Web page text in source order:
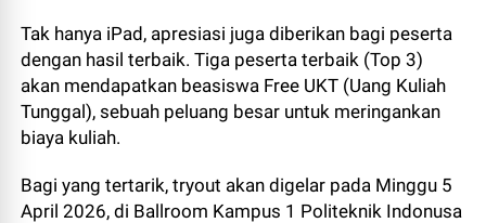
Tak hanya iPad, apresiasi juga diberikan bagi peserta
dengan hasil terbaik. Tiga peserta terbaik (Top 3)
akan mendapatkan beasiswa Free UKT (Uang Kuliah
Tunggal), sebuah peluang besar untuk meringankan
biaya kuliah.
Bagi yang tertarik, tryout akan digelar pada Minggu 5
April 2026, di Ballroom Kampus 1 Politeknik Indonusa